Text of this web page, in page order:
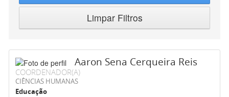
Limpar Filtros
Aaron Sena Cerqueira Reis
COORDENADOR(A)
CIÊNCIAS HUMANAS
Educação